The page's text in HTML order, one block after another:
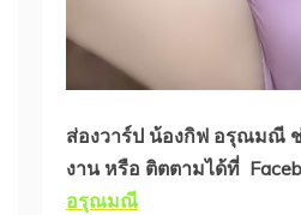
ส่องวาร์ป น้องกิฟ อรุณมณี
งาน หรือ ติตตามได้ที่
อรุณมณี